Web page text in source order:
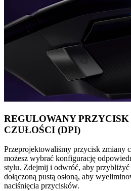
REGULOWANY
CZUŁOŚCI (DPI)
Przeprojektowaliśmy przycisk zmiany
możesz wybrać konfigurację
stylu. Zdejmij i odwróć, aby przybliżyć
dołączoną pustą osłoną, aby
naciśnięcia przycisków.